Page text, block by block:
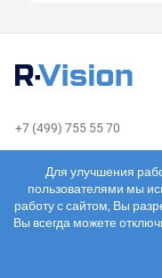
+7 (499) 755 55 70
Пользовательское
Для улучшения
пользователями мы
работу с сайтом, Вы
Вы всегда можете